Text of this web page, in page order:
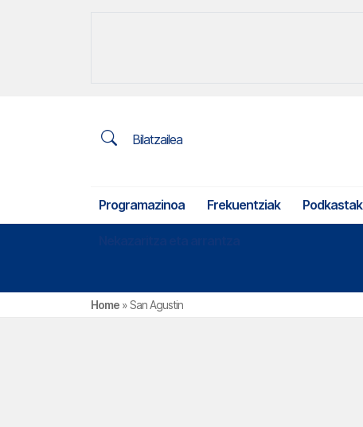
Bilatzailea
Programazinoa Frekuentziak Podkastak
Home »San Agustin